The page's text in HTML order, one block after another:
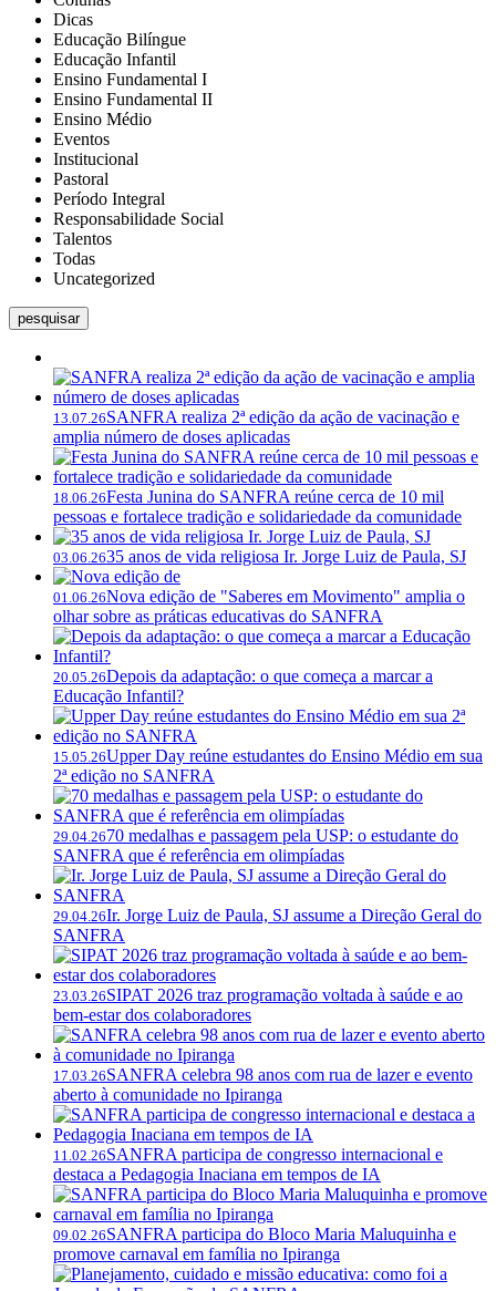
Dicas
Educação Bilíngue
Educação Infantil
Ensino Fundamental I
Ensino Fundamental II
Ensino Médio
Eventos
Institucional
Pastoral
Período Integral
Responsabilidade Social
Talentos
Todas
Uncategorized
pesquisar
13.07.26SANFRA realiza 2ª edição da ação de vacinação e
amplia número de doses aplicadas
18.06.26Festa Junina do SANFRA reúne cerca de 10 mil
pessoas e fortalece tradição e solidariedade da comunidade
03.06.2635 anos de vida religiosa Ir. Jorge Luiz de Paula, SJ
01.06.26Nova edição de "Saberes em Movimento" amplia o
olhar sobre as práticas educativas do SANFRA
20.05.26Depois da adaptação: o que começa a marcar a
Educação Infantil?
15.05.26Upper Day reúne estudantes do Ensino Médio em sua
2ª edição no SANFRA
29.04.2670 medalhas e passagem pela USP: o estudante do
SANFRA que é referência em olimpíadas
29.04.26Ir. Jorge Luiz de Paula, SJ assume a Direção Geral do
SANFRA
23.03.26SIPAT 2026 traz programação voltada à saúde e ao
bem-estar dos colaboradores
17.03.26SANFRA celebra 98 anos com rua de lazer e evento
aberto à comunidade no Ipiranga
11.02.26SANFRA participa de congresso internacional e
destaca a Pedagogia Inaciana em tempos de IA
09.02.26SANFRA participa do Bloco Maria Maluquinha e
promove carnaval em família no Ipiranga